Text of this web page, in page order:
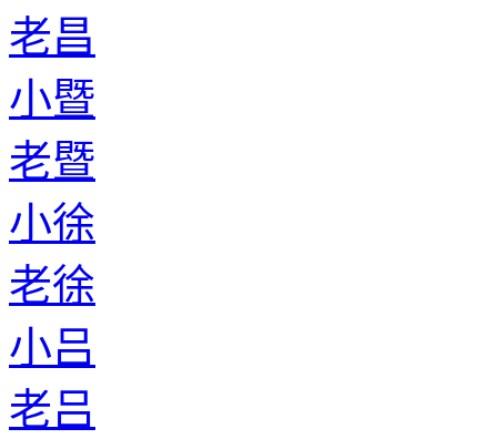
老昌
小暨
老暨
小徐
老徐
小吕
老吕